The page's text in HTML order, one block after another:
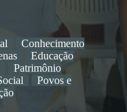
da memória e
Conhecimento
Educação
Patrimônio
Povos e